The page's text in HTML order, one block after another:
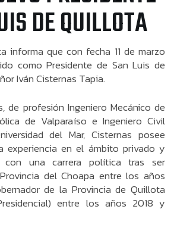
DE QUILLOTA
informa que con fecha 11 de marzo
como Presidente de San Luis de
Iván Cisternas Tapia.
de profesión Ingeniero Mecánico de
de Valparaíso e Ingeniero Civil
del Mar, Cisternas posee
experiencia en el ámbito privado y
con una carrera política tras ser
del Choapa entre los años
de la Provincia de Quillota
entre los años 2018 y